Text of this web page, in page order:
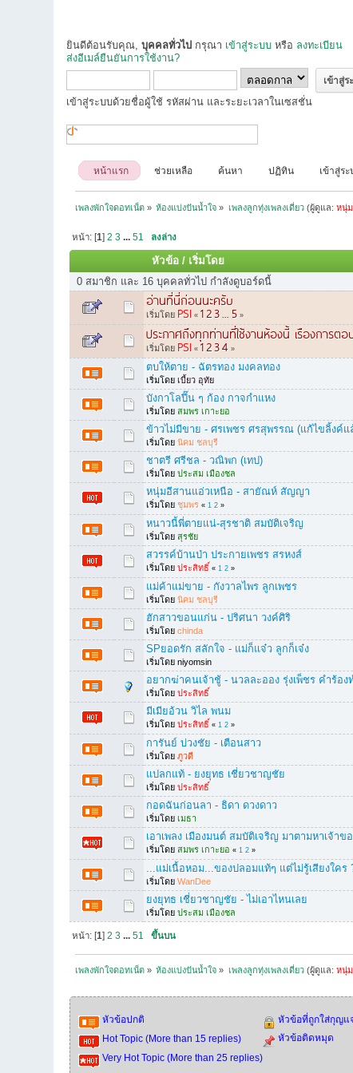
ยินดีต้อนรับคุณ,บุคคลทั่วไป กรุณา เข้าสู่ระบบ หรือ ลงทะเบียน
ส่งอีเมล์ยืนยันการใช้งาน?
เข้าสู่ระบบด้วยชื่อผู้ใช้ รหัสผ่าน และระยะเวลาในเซสชั่น
หน้าแรก ช่วยเหลือ ค้นหา ปฏิทิน เข้าสู่ร
เพลงพักใจดอทเน็ต» ห้องแบ่งปันน้ำใจ » เพลงลูกทุ่งเพลงเดี่ยว(ผู้ดูแล: หนุ่
หน้า: [1] 2 3 ... 51 ลงล่าง
หัวข้อ/ เริ่มโดย
0 สมาชิก และ 16 บุคคลทั่วไป กำลังดูบอร์ดนี้
อ่านที่นี่ก่อนนะครับ
เริ่มโดย PSI « 123 ... 5 »
ประกาศถึงทุกท่านที่ใช้งานห้องนี้ เรืองการตอ
เริ่มโดย PSI « 1234 »
ตบให้ตาย - ฉัตรทอง มงคลทอง
เริ่มโดยเบี้ยว อุทัย
บังกาโลปี๊น ๆ ก้อง กาจกำแหง
เริ่มโดยสมพร เกาะยอ
ข้าวไม่มีขาย - ศรเพชร ศรสุพรรณ (แก้ไขลิ้งค์แ
เริ่มโดยนิคม ชลบุรี
ชาตรี ศรีชล - วณิพก (เทป)
เริ่มโดยประสม เมืองชล
หนุ่มอีสานแอ่วเหนือ - สายัณห์ สัญญา
เริ่มโดยชุมพร «1 2 »
หนาวนี้พี่ตายแน่-สุรชาติ สมบัติเจริญ
เริ่มโดยสุรชัย
สวรรค์บ้านป่า ประกายเพชร สรหงส์
เริ่มโดยประสิทธิ์ «1 2 »
แม่ค้าแม่ขาย - กังวาลไพร ลูกเพชร
เริ่มโดยนิคม ชลบุรี
ฮักสาวขอนแก่น - ปริศนา วงค์ศิริ
เริ่มโดยchinda
SPยอดรัก สลักใจ - แม่ก็แจ๋ว ลูกก็เจ๋ง
เริ่มโดย niyomsin
อยากฆ่าคนเจ้าชู้ - นวลละออง รุ่งเพ็ชร คำร้อง
เริ่มโดยประสิทธิ์
มีเมียอ้วน วิไล พนม
เริ่มโดยประสิทธิ์ «1 2 »
การันย์ บ่วงชัย - เตือนสาว
เริ่มโดยภูวดี
แปลกแท้ - ยงยุทธ เชี่ยวชาญชัย
เริ่มโดยประสิทธิ์
กอดฉันก่อนลา - ธิดา ดวงดาว
เริ่มโดยเมธา
เอาเพลง เมืองมนต์ สมบัติเจริญ มาตามหาเจ้าข
เริ่มโดยสมพร เกาะยอ «1 2 »
...แม่เนื้อหอม...ของปลอมแท้ๆ แต่ไม่รู้เสียงใคร
เริ่มโดยWanDee
ยงยุทธ เชี่ยวชาญชัย - ไม่เอาไหนเลย
เริ่มโดยประสม เมืองชล
หน้า: [ 1 2 3 ... 51 ขึ้นบน
เพลงพักใจดอทเน็ต» ห้องแบ่งปันน้ำใจ » เพลงลูกทุ่งเพลงเดี่ยว(ผู้ดูแล: หนุ่
หัวข้อปกติ
Hot Topic (More than 15 replies)
Very Hot Topic (More than 25 replies)
หัวข้อที่ถูกใส่กุญแ
หัวข้อติดหมุด